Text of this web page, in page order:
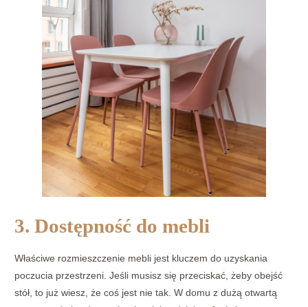
3. Dostępność do mebli
Właściwe rozmieszczenie mebli jest kluczem do uzyskania
poczucia przestrzeni. Jeśli musisz się przeciskać, żeby obejść
stół, to już wiesz, że coś jest nie tak. W domu z dużą otwartą